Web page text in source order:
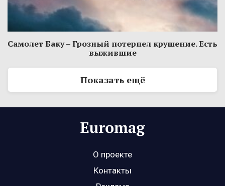
Самолет Баку – Грозный потерпел крушение. Есть
выжившие
Показать ещё
О проекте
Контакты